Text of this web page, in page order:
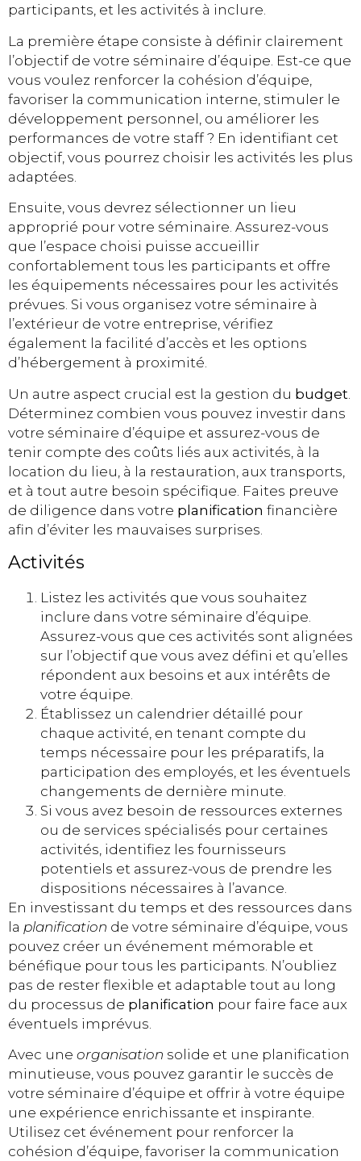
participants, et les activités à inclure.
La première étape consiste à définir clairement
l’objectif de votre séminaire d’équipe. Est-ce que
vous voulez renforcer la cohésion d’équipe,
favoriser la communication interne, stimuler le
développement personnel, ou améliorer les
performances de votre staff ? En identifiant cet
objectif, vous pourrez choisir les activités les plus
adaptées.
Ensuite, vous devrez sélectionner un lieu
approprié pour votre séminaire. Assurez-vous
que l’espace choisi puisse accueillir
confortablement tous les participants et offre
les équipements nécessaires pour les activités
prévues. Si vous organisez votre séminaire à
l’extérieur de votre entreprise, vérifiez
également la facilité d’accès et les options
d’hébergement à proximité.
Un autre aspect crucial est la gestion du budget
Déterminez combien vous pouvez investir dans
votre séminaire d’équipe et assurez-vous de
tenir compte des coûts liés aux activités, à la
location du lieu, à la restauration, aux transports,
et à tout autre besoin spécifique. Faites preuve
de diligence dans votre planification financière
afin d’éviter les mauvaises surprises.
Activités
Listez les activités que vous souhaitez
inclure dans votre séminaire d’équipe.
Assurez-vous que ces activités sont alignées
sur l’objectif que vous avez défini et qu’elles
répondent aux besoins et aux intérêts de
votre équipe.
Établissez un calendrier détaillé pour
chaque activité, en tenant compte du
temps nécessaire pour les préparatifs, la
participation des employés, et les éventuels
changements de dernière minute.
Si vous avez besoin de ressources externes
ou de services spécialisés pour certaines
activités, identifiez les fournisseurs
potentiels et assurez-vous de prendre les
dispositions nécessaires à l’avance.
En investissant du temps et des ressources dans
la planification de votre séminaire d’équipe, vous
pouvez créer un événement mémorable et
bénéfique pour tous les participants. N’oubliez
pas de rester flexible et adaptable tout au long
du processus de planification pour faire face aux
éventuels imprévus.
Avec une organisation solide et une planification
minutieuse, vous pouvez garantir le succès de
votre séminaire d’équipe et offrir à votre équipe
une expérience enrichissante et inspirante.
Utilisez cet événement pour renforcer la
cohésion d’équipe, favoriser la communication